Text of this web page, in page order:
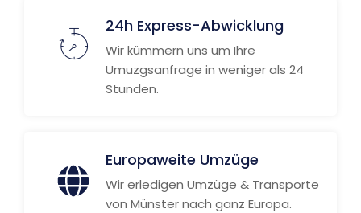
24h Express-Abwicklung
Wir kümmern uns um Ihre
Umuzgsanfrage in weniger als 24
Stunden.
Europaweite Umzüge
Wir erledigen Umzüge & Transporte
von Münster nach ganz Europa.